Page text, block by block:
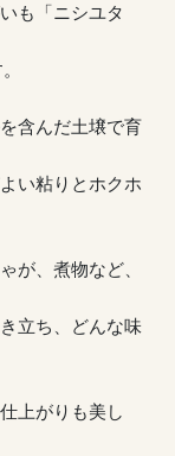
も「ニシユタ
含んだ土壌で育
い粘りとホクホ
が、煮物など、
立ち、どんな味
上がりも美し